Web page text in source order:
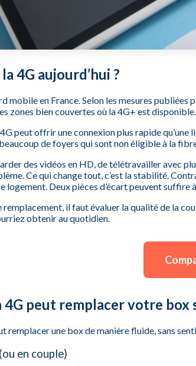
4G aujourd’hui ?
mobile en France. Selon les mesures
zones bien couvertes où la 4G+ est disponible.
4G peut offrir une connexion plus rapide
de foyers qui sont non éligible à la
des vidéos en HD, de télétravailler avec
Ce qui change tout, c’est la stabilité.
Deux pièces d’écart peuvent suffire
il faut évaluer la qualité de la
obtenir au quotidien.
4G peut remplacer votre box
remplacer une box de manière fluide, sans
en couple)